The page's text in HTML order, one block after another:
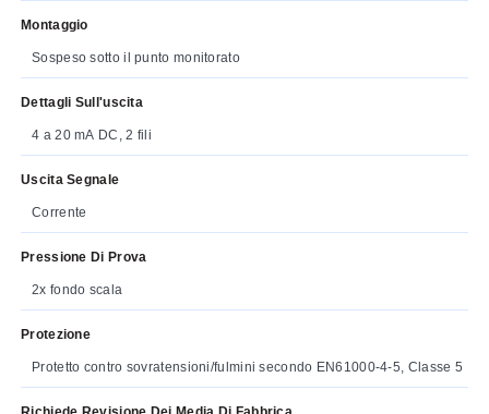
Montaggio
Sospeso sotto il punto monitorato
Dettagli Sull'uscita
4 a 20 mA DC, 2 fili
Uscita Segnale
Corrente
Pressione Di Prova
2x fondo scala
Protezione
Protetto contro sovratensioni/fulmini secondo EN61000-4-5, Classe 5